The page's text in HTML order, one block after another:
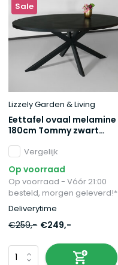
Sale
Lizzely Garden & Living
Eettafel ovaal melamine
180cm Tommy zwart
Vergelijk
Op voorraad
Op voorraad - Vóór 21:00
besteld, morgen geleverd!*
Deliverytime
€259,- €249,-